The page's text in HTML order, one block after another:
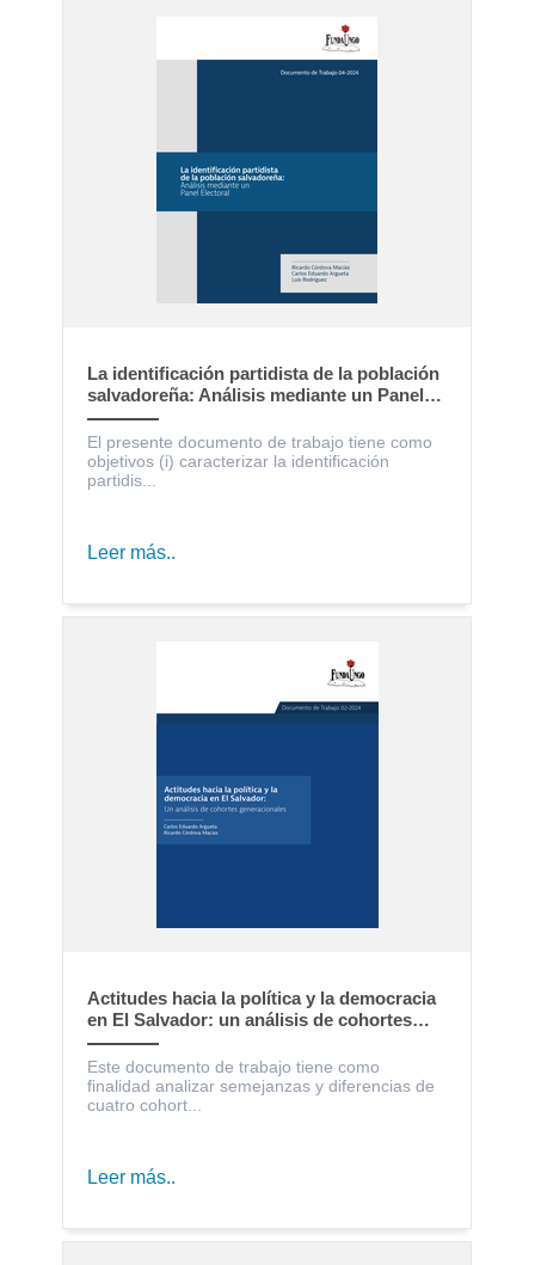
La identificación partidista de la población
salvadoreña: Análisis mediante un Panel
Electoral
El presente documento de trabajo tiene como
objetivos (i) caracterizar la identificación
partidis...
Leer más..
Actitudes hacia la política y la democracia
en El Salvador: un análisis de cohortes
generacionales
Este documento de trabajo tiene como
finalidad analizar semejanzas y diferencias de
cuatro cohort...
Leer más..